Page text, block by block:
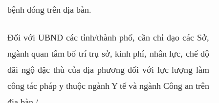
bệnh đóng trên địa bàn.
Đối với UBND các tỉnh/thành phố, cần chỉ đạo các Sở,
ngành quan tâm bố trí trụ sở, kinh phí, nhân lực, chế độ
đãi ngộ đặc thù của địa phương đối với lực lượng làm
công tác pháp y thuộc ngành Y tế và ngành Công an trên